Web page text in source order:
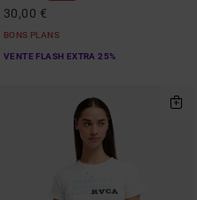
30,00 €
BONS PLANS
VENTE FLASH EXTRA 25%